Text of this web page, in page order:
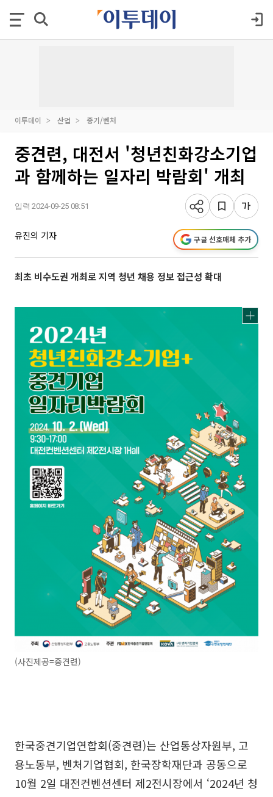
이투데이 산업 중기/벤처
중견련, 대전서 '청년친화강소기업
과 함께하는 일자리 박람회' 개최
입력 2024-09-25 08:51
유진의 기자 구글 선호매체 추가
최초 비수도권 개최로 지역 청년 채용 정보 접근성 확대
(사진제공=중견련)
한국중견기업연합회(중견련)는 산업통상자원부, 고
용노동부, 벤처기업협회, 한국장학재단과 공동으로
10월 2일 대전컨벤션센터 제2전시장에서 ‘2024년 청